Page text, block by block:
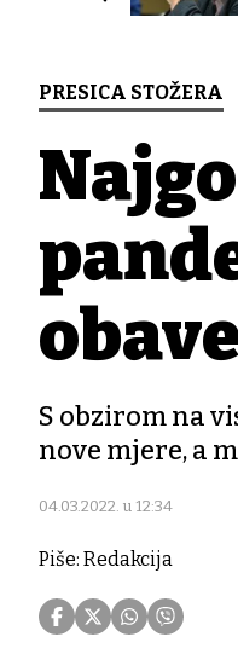
PRESICA STOŽERA
S obzirom na
nove mjere, a
04.03.2022. u 12:34
Piše: Redakcija